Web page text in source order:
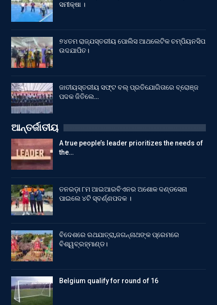
ସମୀକ୍ଷା ।
୭୪ତମ ରାଜ୍ଯସ୍ତରୀୟ ପୋଲିସ ଆଥଲେଟିକ ଚମ୍ପିୟନସିପ
ଉଦଯାପିତ।
ଜାତୀୟସ୍ତରୀୟ ସଫ୍ଟ ବଲ୍ ପ୍ରତିଯୋଗିତାରେ ବ୍ରୋଞ୍ଜ
ପଦକ ଜିତିଲେ…
ଆନ୍ତର୍ଜାତୀୟ
A true people’s leader prioritizes the needs of
the…
ତନରଡ଼ା ୮ମ ଆଇଆରବିଏନର ଅଶୋକ ଦଣ୍ଡସେନା
ପାଇଲେ ୪ଟି ସ୍ବର୍ଣ୍ଣପଦକ ।
ବିଦେଶରେ ରଥଯାତ୍ରା,ଜଗନ୍ନାଥଙ୍କ ପ୍ରେମରେ
ବିଶ୍ୱବ୍ରହ୍ମାଣ୍ଡ।
Belgium qualify for round of 16